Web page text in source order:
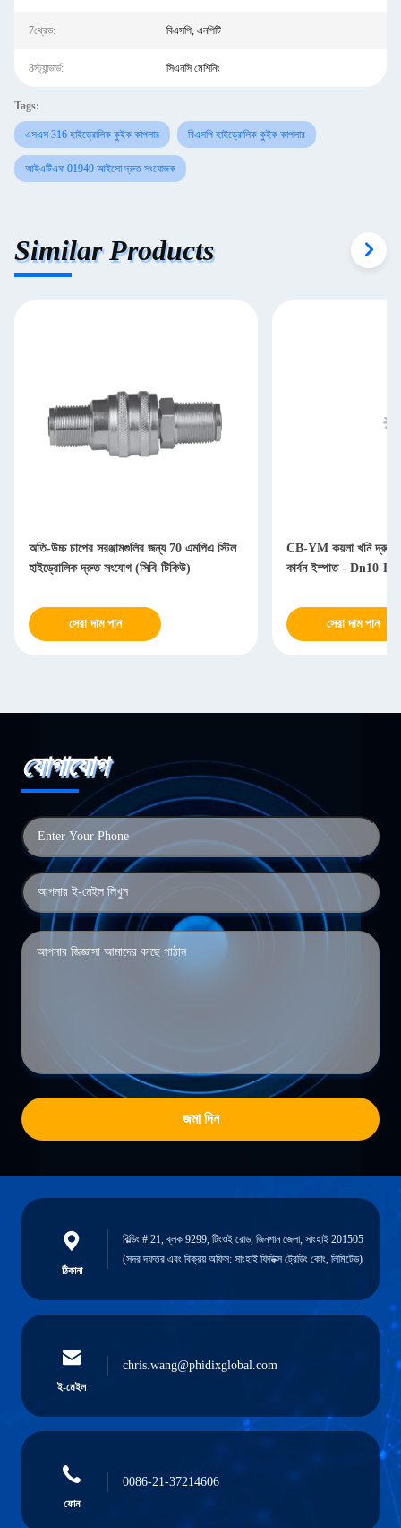
7থ্রেড: বিএসপি, এনপিটি
8স্ট্যান্ডার্ড: সিএনসি মেশিনিং
Tags:
এসএস 316 হাইড্রোলিক কুইক কাপলার বিএসপি হাইড্রোলিক কুইক কাপলার
আইএটিএফ 01949 আইসো দ্রুত সংযোজক
Similar Products
অতি-উচ্চ চাপের সরঞ্জামগুলির জন্য 70 এমপিএ স্টিল
হাইড্রোলিক দ্রুত সংযোগ (সিবি-টিকিউ)
সেরা দাম পান
CB-YM কয়লা খনি দ্রুত
কার্বন ইস্পাত - Dn10-
সেরা দাম পান
যোগাযোগ
জমা দিন
ঠিকানা
বিল্ডিং # 21, ব্লক 9299, টিংওই রোড, জিনশান জেলা, সাংহাই 201505
(সদর দফতর এবং বিক্রয় অফিস: সাংহাই ফিডিক্স ট্রেডিং কোং, লিমিটেড)
ই-মেইল
chris.wang@phidixglobal.com
ফোন
0086-21-37214606